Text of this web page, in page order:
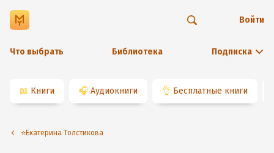
Что выбрать Библиотека Подписка
Войти
📖 Книги 🎧 Аудиокниги 👌 Бесплатные книги
⭐️Екатерина Толстикова